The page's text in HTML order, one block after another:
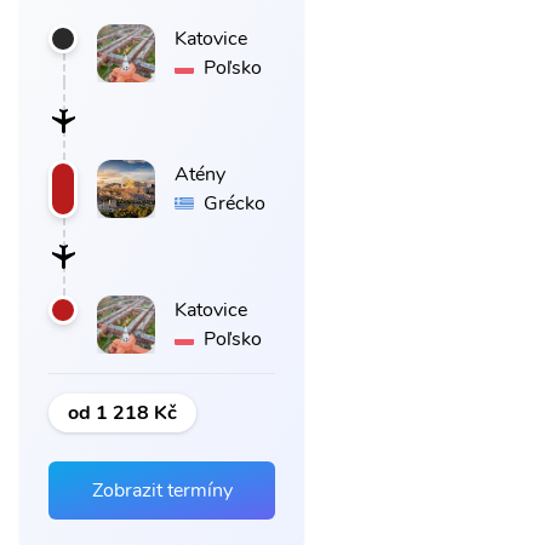
Katovice
Poľsko
Atény
Grécko
Katovice
Poľsko
od 1 218 Kč
Zobrazit termíny